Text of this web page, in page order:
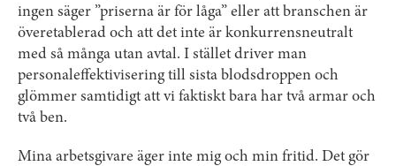
ingen säger ”priserna är för låga” eller att branschen är
överetablerad och att det inte är konkurrensneutralt
med så många utan avtal. I stället driver man
personaleffektivisering till sista blodsdroppen och
glömmer samtidigt att vi faktiskt bara har två armar och
två ben.
Mina arbetsgivare äger inte mig och min fritid. Det gör